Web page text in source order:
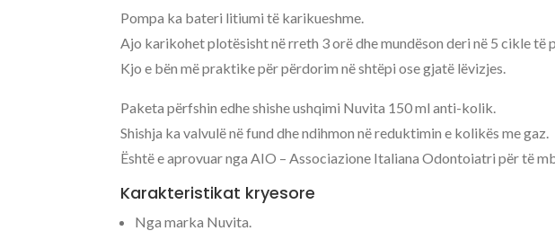
Pompa ka bateri litiumi të karikueshme.
Ajo karikohet plotësisht në rreth 3 orë dhe mundëson deri në 5 cikle të
Kjo e bën më praktike për përdorim në shtëpi ose gjatë lëvizjes.
Paketa përfshin edhe shishe ushqimi Nuvita 150 ml anti-kolik.
Shishja ka valvulë në fund dhe ndihmon në reduktimin e kolikës me gaz.
Është e aprovuar nga AIO – Associazione Italiana Odontoiatri për të
Karakteristikat kryesore
Nga marka Nuvita.